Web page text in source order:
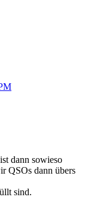
dann sowieso
QSOs dann übers
sind.